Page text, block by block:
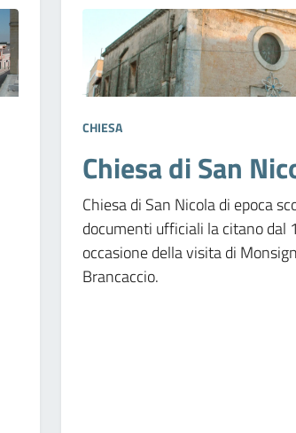
CHIESA
Chiesa di San
Chiesa di San Nicola di epoca
documenti ufficiali la citano dal
occasione della visita di
Brancaccio.